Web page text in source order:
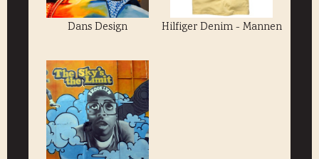
Dans Design Hilfiger Denim - Mannen